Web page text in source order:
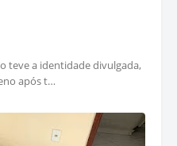
teve a identidade divulgada,
após t…